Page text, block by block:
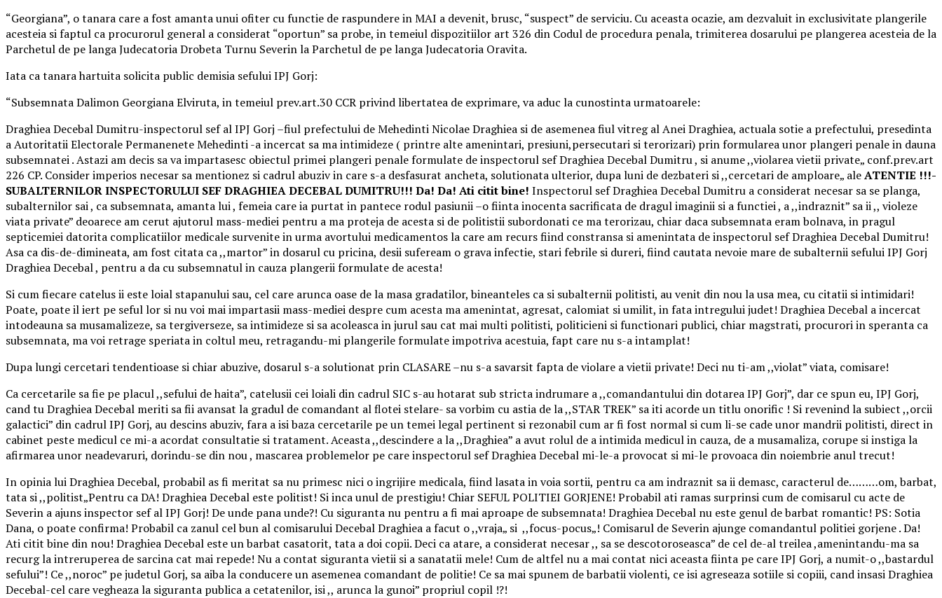
“Georgiana”, o tanara care a fost amanta unui ofiter cu functie de raspundere in MAI a devenit, brusc, “suspect” de serviciu. Cu aceasta ocazie, am dezvaluit in exclusivitate plangerile
acesteia si faptul ca procurorul general a considerat “oportun” sa probe, in temeiul dispozitiilor art 326 din Codul de procedura penala, trimiterea dosarului pe plangerea acesteia de la
Parchetul de pe langa Judecatoria Drobeta Turnu Severin la Parchetul de pe langa Judecatoria Oravita.
Iata ca tanara hartuita solicita public demisia sefului IPJ Gorj:
“Subsemnata Dalimon Georgiana Elviruta, in temeiul prev.art.30 CCR privind libertatea de exprimare, va aduc la cunostinta urmatoarele:
Draghiea Decebal Dumitru-inspectorul sef al IPJ Gorj –fiul prefectului de Mehedinti Nicolae Draghiea si de asemenea fiul vitreg al Anei Draghiea, actuala sotie a prefectului, presedinta
a Autoritatii Electorale Permanenete Mehedinti -a incercat sa ma intimideze ( printre alte amenintari, presiuni,persecutari si terorizari) prin formularea unor plangeri penale in dauna
subsemnatei . Astazi am decis sa va impartasesc obiectul primei plangeri penale formulate de inspectorul sef Draghiea Decebal Dumitru , si anume ,,violarea vietii private„ conf.prev.art
226 CP. Consider imperios necesar sa mentionez si cadrul abuziv in care s-a desfasurat ancheta, solutionata ulterior, dupa luni de dezbateri si ,,cercetari de amploare„ aleATENTIE !!!-
SUBALTERNILOR INSPECTORULUI SEF DRAGHIEA DECEBAL DUMITRU!!! Da! Da! Ati citit bine! Inspectorul sef Draghiea Decebal Dumitru a considerat necesar sa se planga,
subalternilor sai , ca subsemnata, amanta lui , femeia care ia purtat in pantece rodul pasiunii –o fiinta inocenta sacrificata de dragul imaginii si a functiei , a ,,indraznit” sa ii ,, violeze
viata private” deoarece am cerut ajutorul mass-mediei pentru a ma proteja de acesta si de politistii subordonati ce ma terorizau, chiar daca subsemnata eram bolnava, in pragul
septicemiei datorita complicatiilor medicale survenite in urma avortului medicamentos la care am recurs fiind constransa si amenintata de inspectorul sef Draghiea Decebal Dumitru!
Asa ca dis-de-dimineata, am fost citata ca ,,martor” in dosarul cu pricina, desii sufeream o grava infectie, stari febrile si dureri, fiind cautata nevoie mare de subalternii sefului IPJ Gorj
Draghiea Decebal , pentru a da cu subsemnatul in cauza plangerii formulate de acesta!
Si cum fiecare catelus ii este loial stapanului sau, cel care arunca oase de la masa gradatilor, bineanteles ca si subalternii politisti, au venit din nou la usa mea, cu citatii si intimidari!
Poate, poate il iert pe seful lor si nu voi mai impartasii mass-mediei despre cum acesta ma amenintat, agresat, calomiat si umilit, in fata intregului judet! Draghiea Decebal a incercat
intodeauna sa musamalizeze, sa tergiverseze, sa intimideze si sa acoleasca in jurul sau cat mai multi politisti, politicieni si functionari publici, chiar magstrati, procurori in speranta ca
subsemnata, ma voi retrage speriata in coltul meu, retragandu-mi plangerile formulate impotriva acestuia, fapt care nu s-a intamplat!
Dupa lungi cercetari tendentioase si chiar abuzive, dosarul s-a solutionat prin CLASARE –nu s-a savarsit fapta de violare a vietii private! Deci nu ti-am ,,violat” viata, comisare!
Ca cercetarile sa fie pe placul ,,sefului de haita”, catelusii cei loiali din cadrul SIC s-au hotarat sub stricta indrumare a ,,comandantului din dotarea IPJ Gorj”, dar ce spun eu, IPJ Gorj,
cand tu Draghiea Decebal meriti sa fii avansat la gradul de comandant al flotei stelare- sa vorbim cu astia de la ,,STAR TREK” sa iti acorde un titlu onorific ! Si revenind la subiect ,,orcii
galactici” din cadrul IPJ Gorj, au descins abuziv, fara a isi baza cercetarile pe un temei legal pertinent si rezonabil cum ar fi fost normal si cum li-se cade unor mandrii politisti, direct in
cabinet peste medicul ce mi-a acordat consultatie si tratament. Aceasta ,,descindere a la ,,Draghiea” a avut rolul de a intimida medicul in cauza, de a musamaliza, corupe si instiga la
afirmarea unor neadevaruri, dorindu-se din nou , mascarea problemelor pe care inspectorul sef Draghiea Decebal mi-le-a provocat si mi-le provoaca din noiembrie anul trecut!
In opinia lui Draghiea Decebal, probabil as fi meritat sa nu primesc nici o ingrijire medicala, fiind lasata in voia sortii, pentru ca am indraznit sa ii demasc, caracterul de………om, barbat,
tata si ,,politist„Pentru ca DA! Draghiea Decebal este politist! Si inca unul de prestigiu! Chiar SEFUL POLITIEI GORJENE! Probabil ati ramas surprinsi cum de comisarul cu acte de
Severin a ajuns inspector sef al IPJ Gorj! De unde pana unde?! Cu siguranta nu pentru a fi mai aproape de subsemnata! Draghiea Decebal nu este genul de barbat romantic! PS: Sotia
Dana, o poate confirma! Probabil ca zanul cel bun al comisarului Decebal Draghiea a facut o ,,vraja„ si ,,focus-pocus„! Comisarul de Severin ajunge comandantul politiei gorjene . Da!
Ati citit bine din nou! Draghiea Decebal este un barbat casatorit, tata a doi copii. Deci ca atare, a considerat necesar ,, sa se descotoroseasca” de cel de-al treilea ,amenintandu-ma sa
recurg la intreruperea de sarcina cat mai repede! Nu a contat siguranta vietii si a sanatatii mele! Cum de altfel nu a mai contat nici aceasta fiinta pe care IPJ Gorj, a numit-o ,,bastardul
sefului”! Ce ,,noroc” pe judetul Gorj, sa aiba la conducere un asemenea comandant de politie! Ce sa mai spunem de barbatii violenti, ce isi agreseaza sotiile si copiii, cand insasi Draghiea
Decebal-cel care vegheaza la siguranta publica a cetatenilor, isi ,, arunca la gunoi” propriul copil !?!